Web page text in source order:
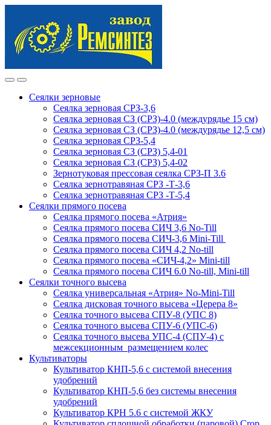
navigation
content
Сеялки зерновые
Сеялка зерновая СРЗ-3,6
Сеялка зерновая СЗ (СРЗ)-4.0 (междурядье 15 см)
Сеялка зерновая СЗ (СРЗ)-4.0 (междурядье 12,5 см)
Сеялка зерновая СРЗ-5,4
Сеялка зерновая СЗ (СРЗ) 5,4-01
Сеялка зерновая СЗ (СРЗ) 5,4-02
Зернотуковая прессовая сеялка СРЗ-П 3.6
Сеялка зернотравяная СРЗ -Т-3,6
Сеялка зернотравяная СРЗ -Т-5,4
Сеялки прямого посева
Сеялка прямого посева «Атрия»
Сеялка прямого посева СИЧ 3,6 No-Till
Сеялка прямого посева СИЧ-3,6 Mini-Till
Сеялка прямого посева СИЧ 4,2 No-till
Сеялка прямого посева «СИЧ-4,2» Mini-till
Сеялка прямого посева СИЧ 6.0 No-till, Mini-till
Сеялки точного высева
Сеялка универсальная «Атрия» No-Mini-Till
Сеялка дисковая точного высева «Церера 8»
Сеялка точного высева СПУ-8 (УПС 8)
Сеялка точного высева СПУ-6 (УПС-6)
Сеялка точного высева УПС-4 (СПУ-4) с
межсекционным размещением колес
Культиваторы
Культиватор КНП-5,6 с системой внесения
удобрений
Культиватор КНП-5,6 без системы внесения
удобрений
Культиватор КРН 5.6 с системой ЖКУ